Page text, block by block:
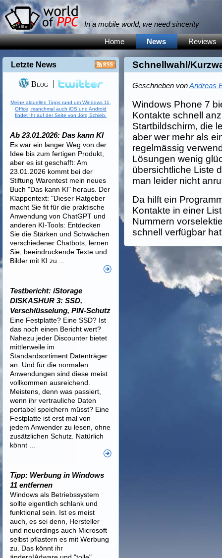
In a mobile world, we need sincerity
Home News Reviews
Schnellwahl/
Geschrieben vonAndreas
Windows Phone 7
Kontakte schnell
Startbildschirm, die
aber wer mehr als
regelmässig
Lösungen wenig
übersichtliche Liste
man leider nicht
Da hilft ein
Kontakte in einer
Nummern
schnell verfügbar
Letzte News
Blog
Meine aktuellen Tipps rund um Windows 11,
Office, manchmal auch iOS und Android
findet Ihr auf der Seite von Jörg Schieb.
Ab 23.01.2026: Das kann KI
Es war ein langer Weg von der
Idee bis zum fertigen Produkt,
aber es ist geschafft: Am
23.01.2026 kommt bei der
Stiftung Warentest mein neues
Buch "Das kann KI" heraus. Der
Klappentext: "Dieser Ratgeber
macht Sie fit für die praktische
Anwendung von ChatGPT und
anderen KI-Tools: Entdecken
Sie die Stärken und Schwächen
verschiedener Chatbots, lernen
Sie, beeindruckende Texte und
Bilder mit KI zu ...
Testbericht: iStorage
DISKASHUR 3: SSD,
Verschlüsselung, PIN-Schutz
Eine Festplatte? Eine SSD? Ist
das noch einen Bericht wert?
Nahezu jeder Discounter bietet
mittlerweile im
Standardsortiment Datenträger
an. Und für die normalen
Anwendungen sind diese meist
vollkommen ausreichend.
Meistens, denn was passiert,
wenn ihr vertrauliche Daten
portabel speichern müsst? Eine
Festplatte ist erst mal von
jedem Anwender zu lesen, ohne
zusätzlichen Schutz. Natürlich
könnt ...
Tipp: Werbung in Windows
11 entfernen
Windows als Betriebssystem
sollte eigentlich schlank und
funktional sein. Ist es meist
auch, es sei denn, Hersteller
und neuerdings auch Microsoft
selbst pflastern es mit Werbung
zu. Das könnt ihr